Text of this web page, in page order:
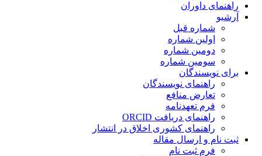
راهنمای داوران
آرشیو
شماره قبل
اولین شماره
دومین شماره
سومین شماره
برای نویسندگان
راهنمای نویسندگان
تعارض منافع
فرم تعهدنامه
راهنمای دریافت ORCID
راهنمای کشوری اخلاق در انتشار
ثبت نام و ارسال مقاله
فرم ثبت نام